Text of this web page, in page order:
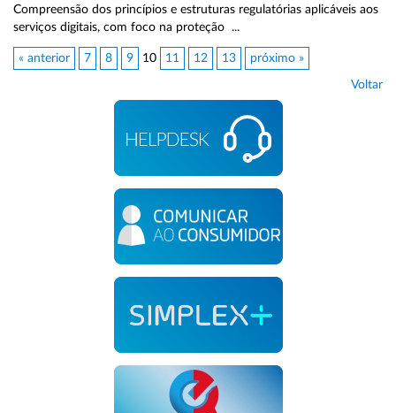
Compreensão dos princípios e estruturas regulatórias aplicáveis aos
serviços digitais, com foco na proteção ...
« anterior 7 8 9 10 11 12 13 próximo »
Voltar